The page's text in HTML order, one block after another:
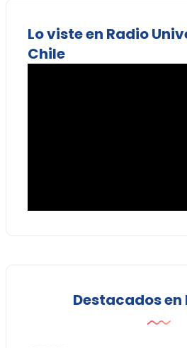
Lo viste en Radio
Chile
Destacados